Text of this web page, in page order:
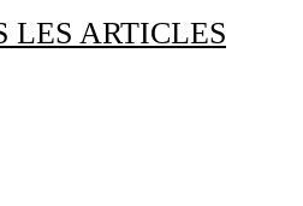
LES ARTICLES